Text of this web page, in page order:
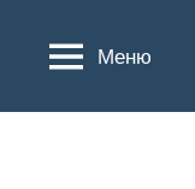
Меню